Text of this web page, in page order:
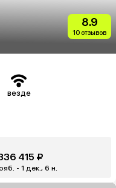
8.9
10 отзывов
везде
415 ₽
- 1 дек., 6 н.